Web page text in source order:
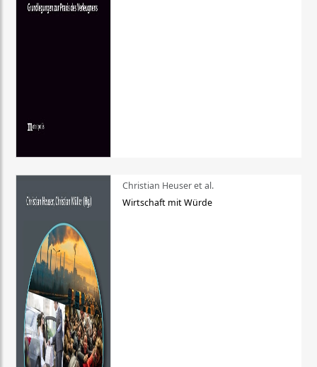
Christian Heuser et al.
Wirtschaft mit Würde